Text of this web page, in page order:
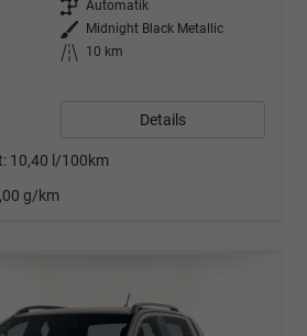
Getriebe Automatik
Außenfarbe
Midnight Black Metallic
Kilometerstand
10 km
Details
10,40 l/100km
g/km